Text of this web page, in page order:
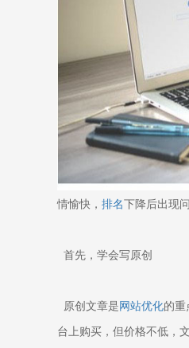
情愉快， 排名下降后出现
首先，学会写原创
原创文章是网站优化的重
台上购买，但价格不低，